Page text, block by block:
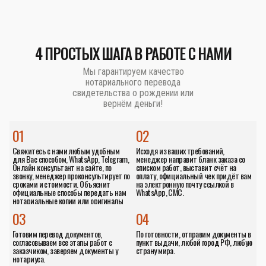
4 ПРОСТЫХ ШАГА В РАБОТЕ С НАМИ
Мы гарантируем качество
нотариального перевода
свидетельства о рождении или
вернём деньги!
01
Свяжитесь с нами любым удобным
для Вас способом, WhatsApp, Telegram,
Онлайн консультант на сайте, по
звонку, менеджер проконсультирует по
сроками и стоимости. Объяснит
официальные способы передать нам
нотариальные копии или оригиналы
02
Исходя из ваших требований,
менеджер направит бланк заказа со
списком работ, выставит счёт на
оплату, официальный чек придёт вам
на электронную почту ссылкой в
WhatsApp, СМС.
04
По готовности, отправим документы в
пункт выдачи, любой город РФ, любую
страну мира.
03
Готовим перевод документов,
согласовываем все этапы работ с
заказчиком, заверяем документы у
нотариуса.